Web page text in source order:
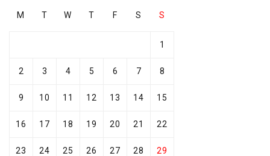
M T W T F S S
1
2 3 4 5 6 7 8
9 10 11 12 13 14 15
16 17 18 19 20 21 22
23 24 25 26 27 28 29